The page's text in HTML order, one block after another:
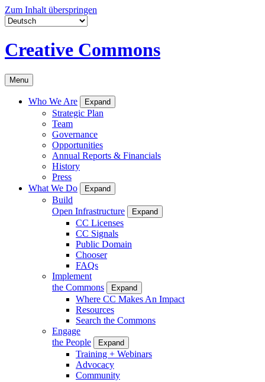
Zum Inhalt überspringen
Creative Commons
Menu
Who We Are Expand
Strategic Plan
Team
Governance
Opportunities
Annual Reports & Financials
History
Press
What We Do
Expand
Build
Open Infrastructure
Expand
CC Licenses
CC Signals
Public Domain
Chooser
FAQs
Implement
the Commons
Expand
Where CC Makes An Impact
Resources
Search the Commons
Engage
the People
Expand
Training + Webinars
Advocacy
Community